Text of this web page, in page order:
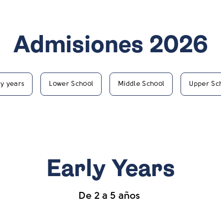
Admisiones 2026
years Lower School Middle School Upper
Early Years
De 2 a 5 años